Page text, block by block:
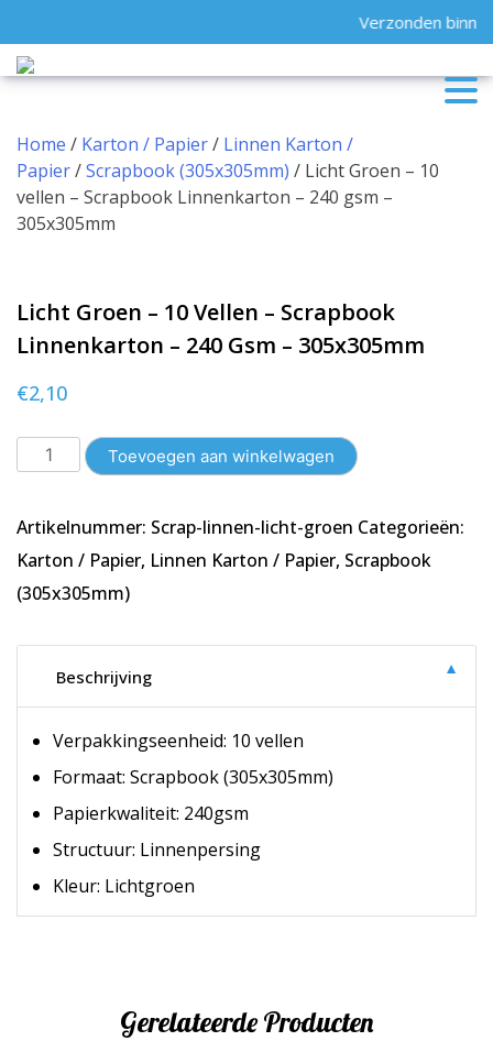
to
content
Verzonden
Home / Karton / Papier/ Linnen Karton /
Papier/Scrapbook (305x305mm) / Licht Groen – 10
vellen – Scrapbook Linnenkarton – 240 gsm –
305x305mm
Licht Groen – 10 Vellen – Scrapbook
Linnenkarton – 240 Gsm – 305x305mm
€2,10
Licht
Groen
10
vellen
-
Scrapbook
gsm
305x305mm
Toevoegen aan winkelwagen
Artikelnummer: Scrap-linnen-licht-groen Categorieën:
Karton / Papier, Linnen Karton / Papier, Scrapbook
(305x305mm)
Beschrijving ▼
Verpakkingseenheid: 10 vellen
Formaat: Scrapbook (305x305mm)
Papierkwaliteit: 240gsm
Structuur: Linnenpersing
Kleur: Lichtgroen
Gerelateerde Producten